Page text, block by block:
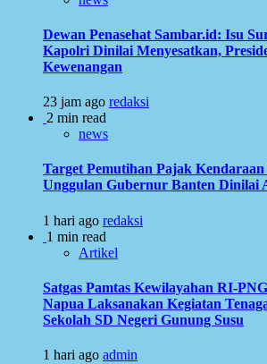
Dewan Penasehat Sambar.id: Isu
Kapolri Dinilai Menyesatkan,
Kewenangan
23 jam ago redaksi
2 min read
news
Target Pemutihan Pajak
Unggulan Gubernur Banten Dinilai
1 hari ago redaksi
1 min read
Artikel
Satgas Pamtas Kewilayahan RI-
Napua Laksanakan Kegiatan
Sekolah SD Negeri Gunung Susu
1 hari ago admin